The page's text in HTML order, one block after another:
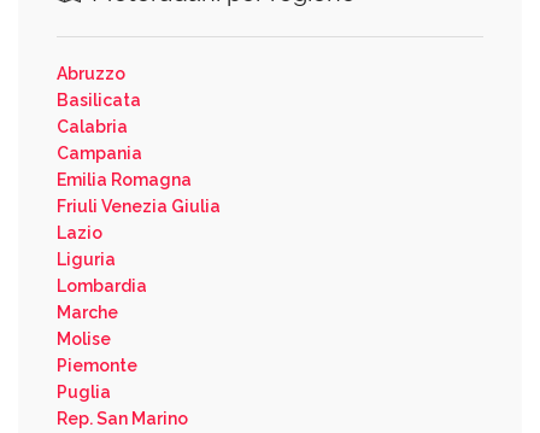
Abruzzo
Basilicata
Calabria
Campania
Emilia Romagna
Friuli Venezia Giulia
Lazio
Liguria
Lombardia
Marche
Molise
Piemonte
Puglia
Rep. San Marino